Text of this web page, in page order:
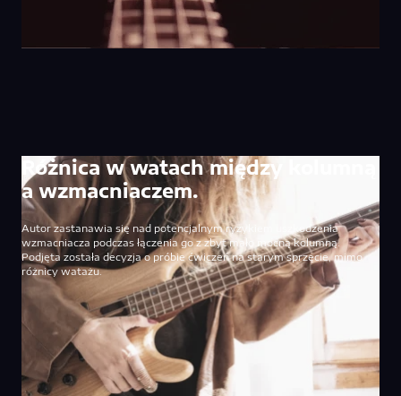
Różnica w watach między kolumną
a wzmacniaczem.
Autor zastanawia się nad potencjalnym ryzykiem uszkodzenia
wzmacniacza podczas łączenia go z zbyt mało mocną kolumną.
Podjęta została decyzja o próbie ćwiczeń na starym sprzęcie, mimo
różnicy watażu.